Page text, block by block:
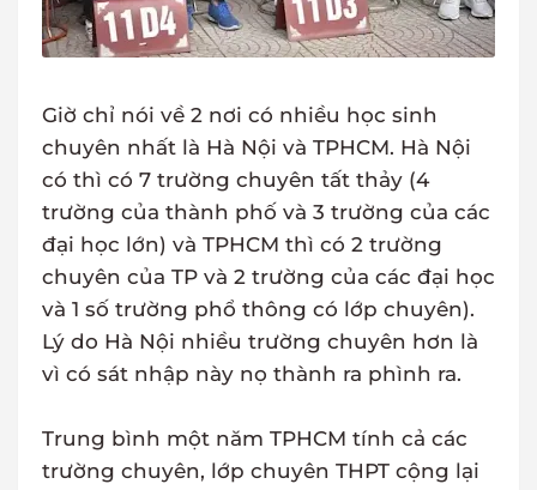
Giờ chỉ nói về 2 nơi có nhiều học sinh
chuyên nhất là Hà Nội và TPHCM. Hà Nội
có thì có 7 trường chuyên tất thảy (4
trường của thành phố và 3 trường của các
đại học lớn) và TPHCM thì có 2 trường
chuyên của TP và 2 trường của các đại học
và 1 số trường phổ thông có lớp chuyên).
Lý do Hà Nội nhiều trường chuyên hơn là
vì có sát nhập này nọ thành ra phình ra.
Trung bình một năm TPHCM tính cả các
trường chuyên, lớp chuyên THPT cộng lại